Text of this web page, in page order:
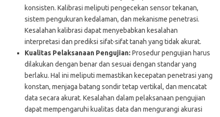
konsisten. Kalibrasi meliputi pengecekan sensor tekanan,
sistem pengukuran kedalaman, dan mekanisme penetrasi.
Kesalahan kalibrasi dapat menyebabkan kesalahan
interpretasi dan prediksi sifat-sifat tanah yang tidak akurat.
Kualitas Pelaksanaan Pengujian: Prosedur pengujian harus
dilakukan dengan benar dan sesuai dengan standar yang
berlaku. Hal ini meliputi memastikan kecepatan penetrasi yang
konstan, menjaga batang sondir tetap vertikal, dan mencatat
data secara akurat. Kesalahan dalam pelaksanaan pengujian
dapat mempengaruhi kualitas data dan mengurangi akurasi